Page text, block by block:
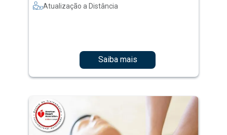
Atualização a Distância
Saiba mais